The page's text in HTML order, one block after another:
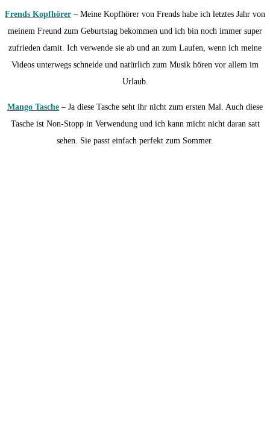
Frends Kopfhörer – Meine Kopfhörer von Frends habe ich letztes Jahr von
meinem Freund zum Geburtstag bekommen und ich bin noch immer super
zufrieden damit. Ich verwende sie ab und an zum Laufen, wenn ich meine
Videos unterwegs schneide und natürlich zum Musik hören vor allem im
Urlaub.
Mango Tasche – Ja diese Tasche seht ihr nicht zum ersten Mal. Auch diese
Tasche ist Non-Stopp in Verwendung und ich kann micht nicht daran satt
sehen. Sie passt einfach perfekt zum Sommer.